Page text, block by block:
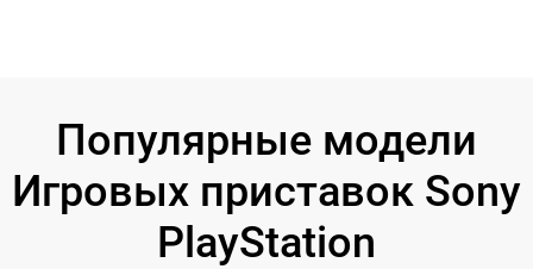
Популярные модели
Игровых приставок Sony
PlayStation